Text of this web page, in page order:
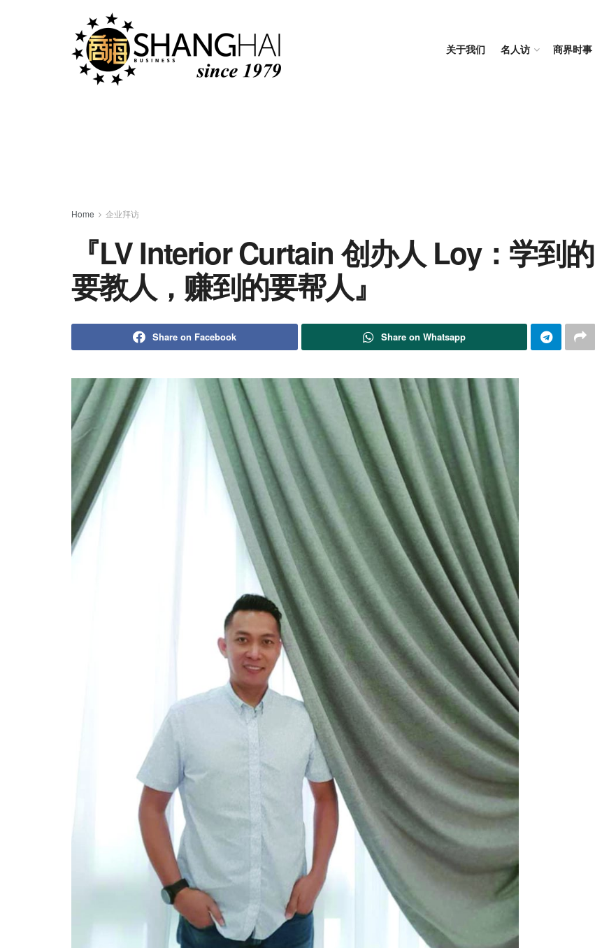
关于我们 名人访 商界时事
Home 企业拜访
『LV Interior Curtain 创办人 Loy：学到的
要教人，赚到的要帮人』
Share on Facebook Share on Whatsapp